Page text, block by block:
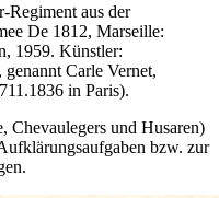
Regiment aus der
De 1812, Marseille:
1959. Künstler:
Carle Vernet,
in Paris).
Chevaulegers und Husaren)
bzw. zur